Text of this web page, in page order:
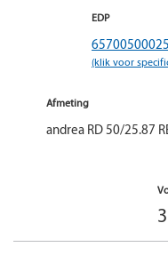
EDP
(klik voor
Afmeting
andrea RD 50/25.87
3